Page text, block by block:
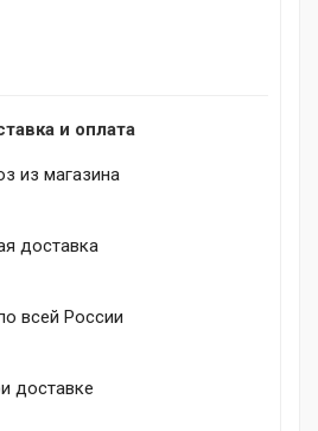
и оплата
из магазина
доставка
всей России
доставке